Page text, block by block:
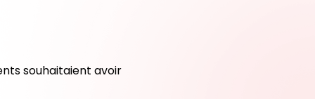
souhaitaient avoir